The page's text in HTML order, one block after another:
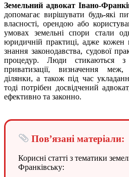
Земельний адвокат Івано-
допомагає вирішувати будь-які
власності, орендою або
умовах земельні спори стали
юридичній практиці, адже кожен
знання законодавства, судової
процедур. Люди стикаються
приватизації, визначення меж,
ділянки, а також під час
тоді потрібен досвідчений
ефективно та законно.
Пов’язані матеріали:
Корисні статті з тематики
Франківську: